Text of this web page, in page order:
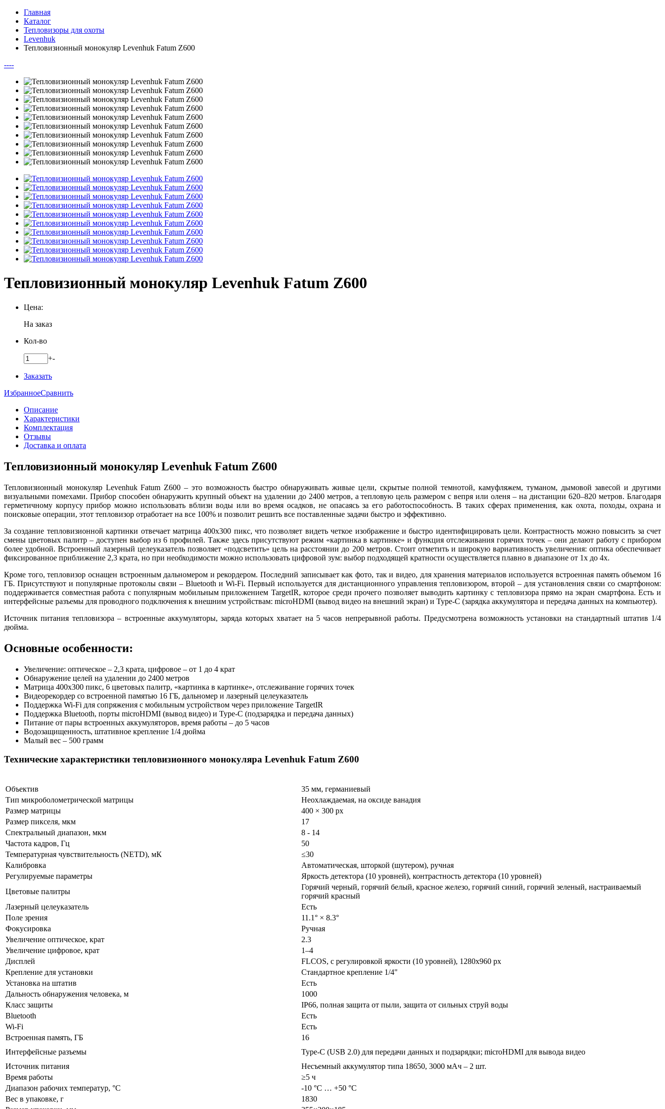
Главная
Каталог
Тепловизоры для охоты
Levenhuk
Тепловизионный монокуляр Levenhuk Fatum Z600
----
Тепловизионный монокуляр Levenhuk Fatum Z600
Цена:
На заказ
Кол-во
+-
Заказать
ИзбранноеСравнить
Описание
Характеристики
Комплектация
Отзывы
Доставка и оплата
Тепловизионный монокуляр Levenhuk Fatum Z600
Тепловизионный монокуляр Levenhuk Fatum Z600 – это возможность быстро обнаруживать живые цели, скрытые полной темнотой, камуфляжем, туманом, дымовой завесой и другими
визуальными помехами. Прибор способен обнаружить крупный объект на удалении до 2400 метров, а тепловую цель размером с вепря или оленя – на дистанции 620–820 метров. Благодаря
герметичному корпусу прибор можно использовать вблизи воды или во время осадков, не опасаясь за его работоспособность. В таких сферах применения, как охота, походы, охрана и
поисковые операции, этот тепловизор отработает на все 100% и позволит решить все поставленные задачи быстро и эффективно.
За создание тепловизионной картинки отвечает матрица 400x300 пикс, что позволяет видеть четкое изображение и быстро идентифицировать цели. Контрастность можно повысить за счет
смены цветовых палитр – доступен выбор из 6 профилей. Также здесь присутствуют режим «картинка в картинке» и функция отслеживания горячих точек – они делают работу с прибором
более удобной. Встроенный лазерный целеуказатель позволяет «подсветить» цель на расстоянии до 200 метров. Стоит отметить и широкую вариативность увеличения: оптика обеспечивает
фиксированное приближение 2,3 крата, но при необходимости можно использовать цифровой зум: выбор подходящей кратности осуществляется плавно в диапазоне от 1х до 4х.
Кроме того, тепловизор оснащен встроенным дальномером и рекордером. Последний записывает как фото, так и видео, для хранения материалов используется встроенная память объемом 16
ГБ. Присутствуют и популярные протоколы связи – Bluetooth и Wi-Fi. Первый используется для дистанционного управления тепловизором, второй – для установления связи со смартфоном:
поддерживается совместная работа с популярным мобильным приложением TargetIR, которое среди прочего позволяет выводить картинку с тепловизора прямо на экран смартфона. Есть и
интерфейсные разъемы для проводного подключения к внешним устройствам: microHDMI (вывод видео на внешний экран) и Type-C (зарядка аккумулятора и передача данных на компьютер).
Источник питания тепловизора – встроенные аккумуляторы, заряда которых хватает на 5 часов непрерывной работы. Предусмотрена возможность установки на стандартный штатив 1/4
дюйма.
Основные особенности:
Увеличение: оптическое – 2,3 крата, цифровое – от 1 до 4 крат
Обнаружение целей на удалении до 2400 метров
Матрица 400x300 пикс, 6 цветовых палитр, «картинка в картинке», отслеживание горячих точек
Видеорекордер со встроенной памятью 16 ГБ, дальномер и лазерный целеуказатель
Поддержка Wi-Fi для сопряжения с мобильным устройством через приложение TargetIR
Поддержка Bluetooth, порты microHDMI (вывод видео) и Type-C (подзарядка и передача данных)
Питание от пары встроенных аккумуляторов, время работы – до 5 часов
Водозащищенность, штативное крепление 1/4 дюйма
Малый вес – 500 грамм
Технические характеристики тепловизионного монокуляра Levenhuk Fatum Z600
Объектив
35 мм, германиевый
Тип микроболометрической матрицы
Неохлаждаемая, на оксиде ванадия
Размер матрицы
400 × 300 px
Размер пикселя, мкм
17
Спектральный диапазон, мкм
8 - 14
Частота кадров, Гц
50
Температурная чувствительность (NETD), мК
≤30
Калибровка
Автоматическая, шторкой (шутером), ручная
Регулируемые параметры
Яркость детектора (10 уровней), контрастность детектора (10 уровней)
Цветовые палитры
Горячий черный, горячий белый, красное железо, горячий синий, горячий зеленый, настраиваемый
горячий красный
Лазерный целеуказатель
Есть
Поле зрения
11.1° × 8.3°
Фокусировка
Ручная
Увеличение оптическое, крат
2.3
Увеличение цифровое, крат
1–4
Дисплей
FLCOS, с регулировкой яркости (10 уровней), 1280х960 px
Крепление для установки
Стандартное крепление 1/4"
Установка на штатив
Есть
Дальность обнаружения человека, м
1000
Класс защиты
IP66, полная защита от пыли, защита от сильных струй воды
Bluetooth
Есть
Wi-Fi
Есть
Встроенная память, ГБ
16
Интерфейсные разъемы
Type-C (USB 2.0) для передачи данных и подзарядки; microHDMI для вывода видео
Источник питания
Несъемный аккумулятор типа 18650, 3000 мАч – 2 шт.
Время работы
≥5 ч
Диапазон рабочих температур, °C
-10 °C … +50 °C
Вес в упаковке, г
1830